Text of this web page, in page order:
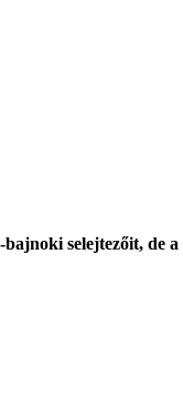
selejtezőit, de